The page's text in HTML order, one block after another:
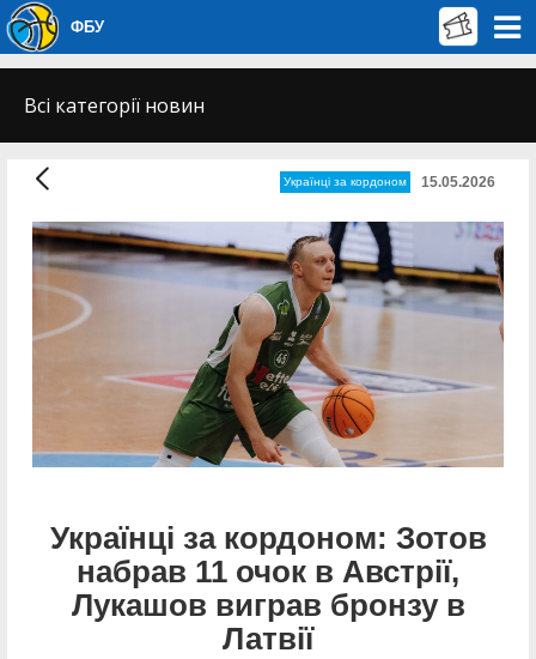
ФБУ
Всі категорії новин
Українці за кордоном 15.05.2026
Українці за кордоном: Зотов
набрав 11 очок в Австрії,
Лукашов виграв бронзу в
Латвії